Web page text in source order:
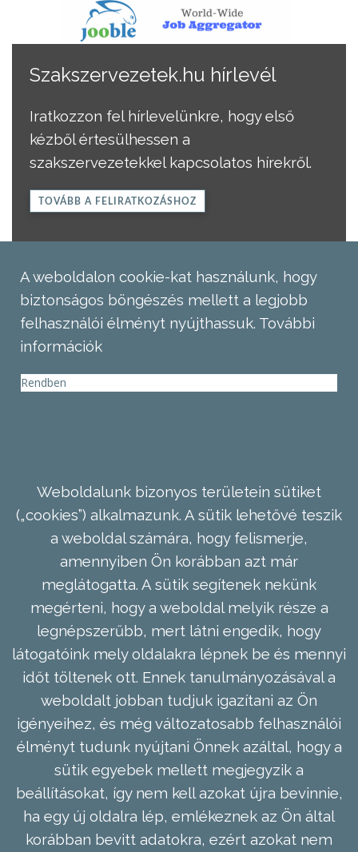
Szakszervezetek.hu hírlevél
Iratkozzon fel hírlevelünkre, hogy első
kézből értesülhessen a
szakszervezetekkel kapcsolatos hírekről.
TOVÁBB A FELIRATKOZÁSHOZ
A weboldalon cookie-kat használunk, hogy
biztonságos böngészés mellett a legjobb
felhasználói élményt nyújthassuk. További
információk
Rendben
Weboldalunk bizonyos területein sütiket
(„cookies”) alkalmazunk. A sütik lehetővé teszik
a weboldal számára, hogy felismerje,
amennyiben Ön korábban azt már
meglátogatta. A sütik segítenek nekünk
megérteni, hogy a weboldal melyik része a
legnépszerűbb, mert látni engedik, hogy
látogatóink mely oldalakra lépnek be és mennyi
időt töltenek ott. Ennek tanulmányozásával a
weboldalt jobban tudjuk igazítani az Ön
igényeihez, és még változatosabb felhasználói
élményt tudunk nyújtani Önnek azáltal, hogy a
sütik egyebek mellett megjegyzik a
beállításokat, így nem kell azokat újra bevinnie,
ha egy új oldalra lép, emlékeznek az Ön által
korábban bevitt adatokra, ezért azokat nem